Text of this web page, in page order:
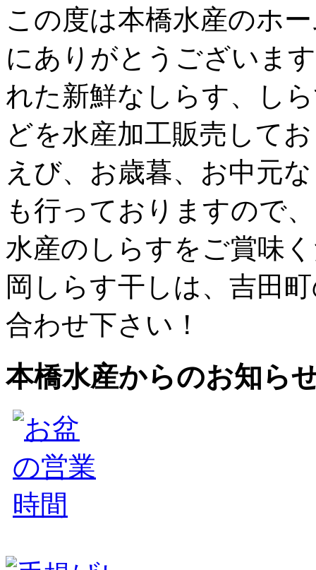
この度は本橋水産のホ
にありがとうございま
れた新鮮なしらす、し
どを水産加工販売して
えび、お歳暮、お中元
も行っておりますので
水産のしらすをご賞味
岡しらす干しは、吉田
合わせ下さい！
本橋水産からのお知ら